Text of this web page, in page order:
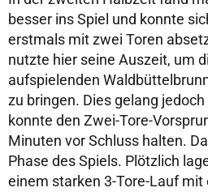
besser ins Spiel und konnte
erstmals mit zwei Toren
nutzte hier seine Auszeit, um
aufspielenden
zu bringen. Dies gelang
konnte den Zwei-Tore-
Minuten vor Schluss halten.
Phase des Spiels. Plötzlich
einem starken 3-Tore-Lauf